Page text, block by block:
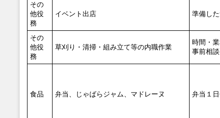
その
他役
務
イベント出店 準備し
その
他役
務
草刈り・清掃・組み立て等の内職作業
時間・
事前相
食品 弁当、じゃばらジャム、マドレーヌ 弁当１